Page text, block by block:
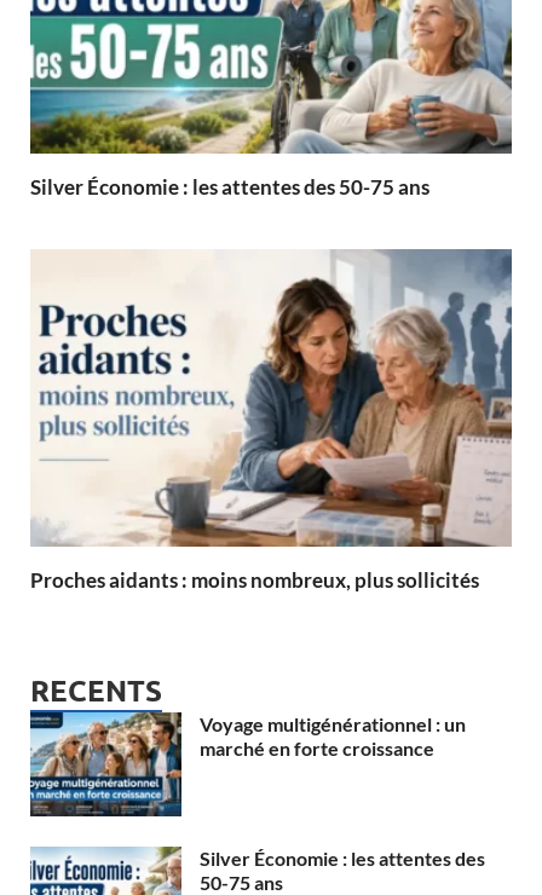
Silver Économie : les attentes des 50-75 ans
Proches aidants : moins nombreux, plus sollicités
RECENTS
Voyage multigénérationnel : un
marché en forte croissance
Silver Économie : les attentes des
50-75 ans